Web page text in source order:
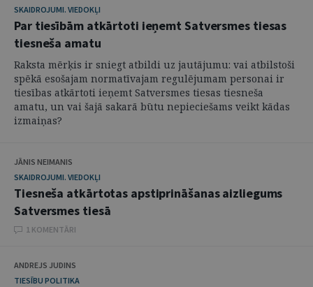
SKAIDROJUMI. VIEDOKĻI
Par tiesībām atkārtoti ieņemt Satversmes tiesas
tiesneša amatu
Raksta mērķis ir sniegt atbildi uz jautājumu: vai atbilstoši
spēkā esošajam normatīvajam regulējumam personai ir
tiesības atkārtoti ieņemt Satversmes tiesas tiesneša
amatu, un vai šajā sakarā būtu nepieciešams veikt kādas
izmaiņas?
JĀNIS NEIMANIS
SKAIDROJUMI. VIEDOKĻI
Tiesneša atkārtotas apstiprināšanas aizliegums
Satversmes tiesā
1 KOMENTĀRI
ANDREJS JUDINS
TIESĪBU POLITIKA